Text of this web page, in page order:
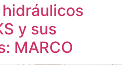
y sus
MARCO